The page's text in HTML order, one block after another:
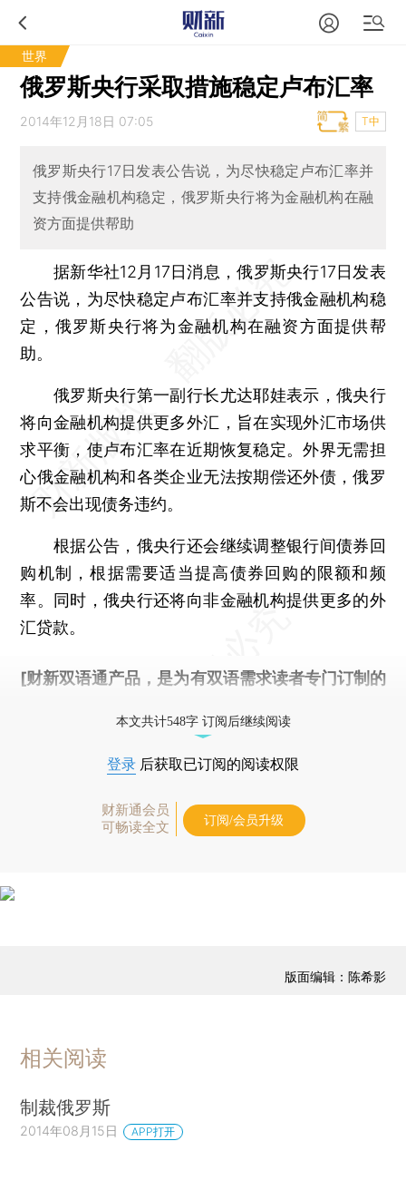
世界
俄罗斯央行采取措施稳定卢布汇率
2014年12月18日 07:05 T中
俄罗斯央行17日发表公告说，为尽快稳定卢布汇率并
支持俄金融机构稳定，俄罗斯央行将为金融机构在融
资方面提供帮助
据新华社12月17日消息，俄罗斯央行17日发表
公告说，为尽快稳定卢布汇率并支持俄金融机构稳
定，俄罗斯央行将为金融机构在融资方面提供帮
助。
俄罗斯央行第一副行长尤达耶娃表示，俄央行
将向金融机构提供更多外汇，旨在实现外汇市场供
求平衡，使卢布汇率在近期恢复稳定。外界无需担
心俄金融机构和各类企业无法按期偿还外债，俄罗
斯不会出现债务违约。
根据公告，俄央行还会继续调整银行间债券回
购机制，根据需要适当提高债券回购的限额和频
率。同时，俄央行还将向非金融机构提供更多的外
汇贷款。
[财新双语通产品，是为有双语需求读者专门订制的
本文共计548字 订阅后继续阅读
登录 后获取已订阅的阅读权限
财新通会员
可畅读全文
订阅/会员升级
版面编辑：陈希影
相关阅读
制裁俄罗斯
2014年08月15日 APP打开